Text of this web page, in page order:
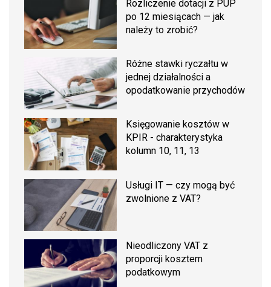
Rozliczenie dotacji z PUP
po 12 miesiącach — jak
należy to zrobić?
Różne stawki ryczałtu w
jednej działalności a
opodatkowanie przychodów
Księgowanie kosztów w
KPIR - charakterystyka
kolumn 10, 11, 13
Usługi IT — czy mogą być
zwolnione z VAT?
Nieodliczony VAT z
proporcji kosztem
podatkowym